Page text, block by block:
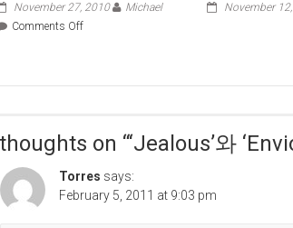
November 27, 2010
Michael
Comments Offon
사
들
November
on “‘Jealous’와
Torres says:
February 5, 2011 at 9:03 pm